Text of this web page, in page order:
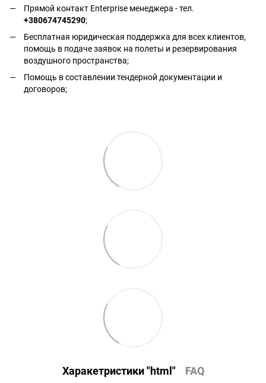
Прямой контакт Enterprise менеджера - тел.
+380674745290;
Бесплатная юридическая поддержка для всех клиентов,
помощь в подаче заявок на полеты и резервирования
воздушного пространства;
Помощь в составлении тендерной документации и
договоров;
Харакетристики "html" FAQ